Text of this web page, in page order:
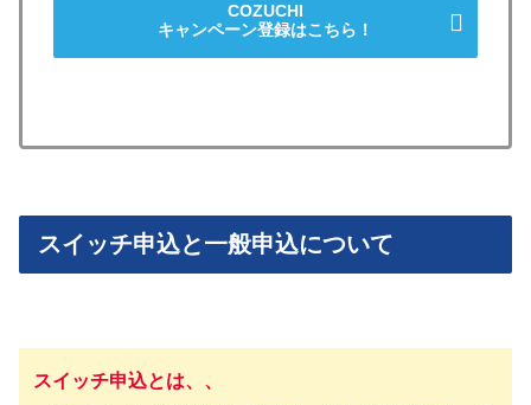
COZUCHI
キャンペーン登録はこちら！
スイッチ申込と一般申込について
スイッチ申込とは、、